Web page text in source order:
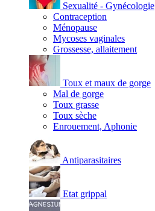
Sexualité - Gynécologie
Contraception
Ménopause
Mycoses vaginales
Grossesse, allaitement
Toux et maux de gorge
Mal de gorge
Toux grasse
Toux sèche
Enrouement, Aphonie
Antiparasitaires
Etat grippal